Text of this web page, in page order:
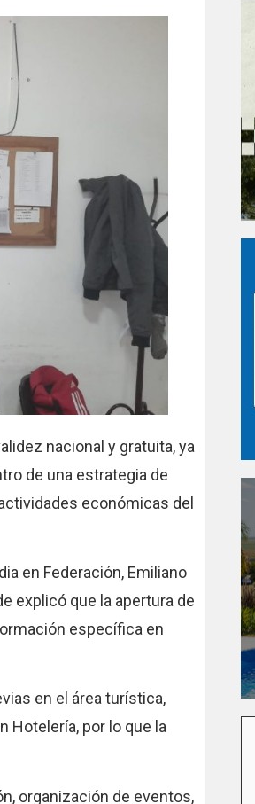
nacional y gratuita, ya
de una estrategia de
económicas del
en Federación, Emiliano
explicó que la apertura de
específica en
en el área turística,
Hotelería, por lo que la
organización de eventos,